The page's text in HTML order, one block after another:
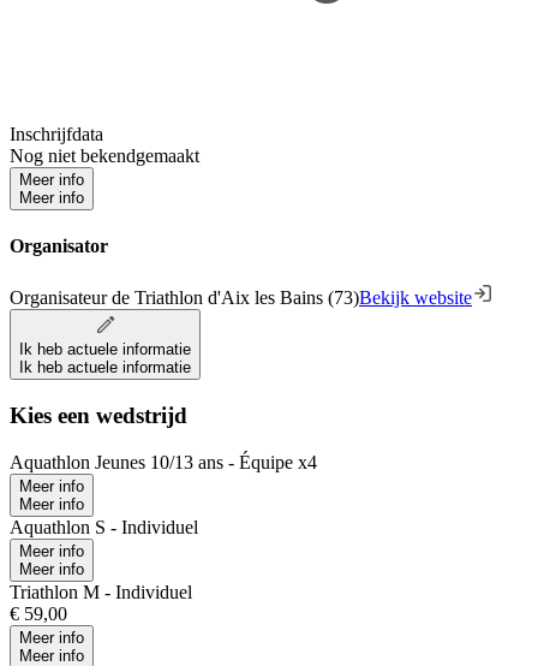
Inschrijfdata
Nog niet bekendgemaakt
Meer info
Meer info
Organisator
Organisateur de Triathlon d'Aix les Bains (73)Bekijk website
Ik heb actuele informatie
Ik heb actuele informatie
Kies een wedstrijd
Aquathlon Jeunes 10/13 ans - Équipe x4
Meer info
Meer info
Aquathlon S - Individuel
Meer info
Meer info
Triathlon M - Individuel
€ 59,00
Meer info
Meer info